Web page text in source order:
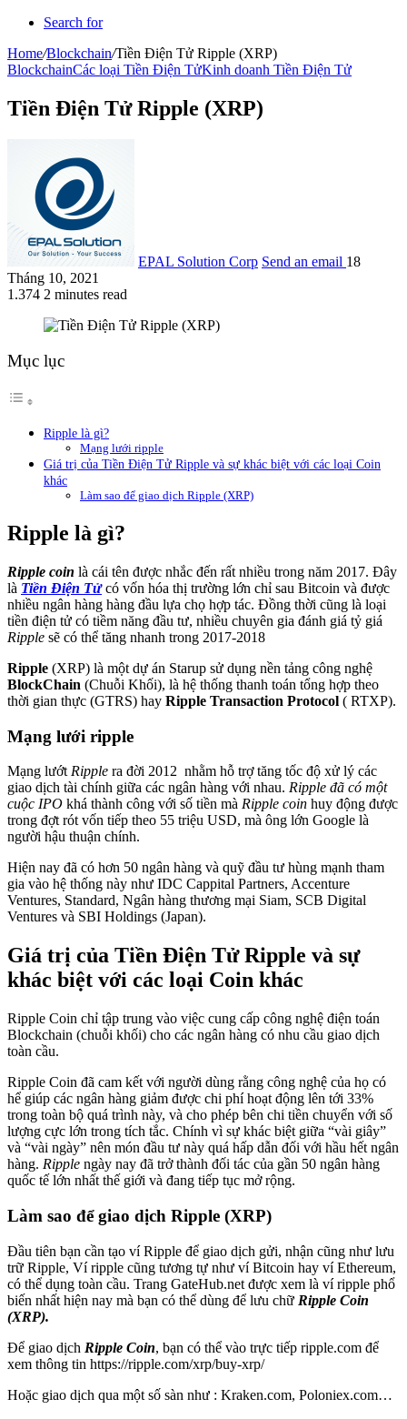
Search for
Home/Blockchain/Tiền Điện Tử Ripple (XRP)
BlockchainCác loại Tiền Điện TửKinh doanh Tiền Điện Tử
Tiền Điện Tử Ripple (XRP)
EPAL Solution Corp Send an email 18
Tháng 10, 2021
1.374 2 minutes read
Mục lục
Ripple là gì?
Mạng lưới ripple
Giá trị của Tiền Điện Tử Ripple và sự khác biệt với các loại Coin
khác
Làm sao để giao dịch Ripple (XRP)
Ripple là gì?
Ripple coin là cái tên được nhắc đến rất nhiều trong năm 2017. Đây
là Tiền Điện Tửcó vốn hóa thị trường lớn chỉ sau Bitcoin và được
nhiều ngân hàng hàng đầu lựa chọ hợp tác. Đồng thời cũng là loại
tiền điện tử có tiềm năng đầu tư, nhiều chuyên gia đánh giá tỷ giá
Ripple sẽ có thể tăng nhanh trong 2017-2018
Ripple (XRP) là một dự án Starup sử dụng nền tảng công nghệ
BlockChain (Chuỗi Khối), là hệ thống thanh toán tổng hợp theo
thời gian thực (GTRS) hay Ripple Transaction Protocol ( RTXP).
Mạng lưới ripple
Mạng lướtRipple ra đời 2012 nhằm hỗ trợ tăng tốc độ xử lý các
giao dịch tài chính giữa các ngân hàng với nhau. Ripple đã có một
cuộc IPO khá thành công với số tiền mà Ripple coin huy động được
trong đợt rót vốn tiếp theo 55 triệu USD, mà ông lớn Google là
người hậu thuận chính.
Hiện nay đã có hơn 50 ngân hàng và quỹ đầu tư hùng mạnh tham
gia vào hệ thống này như IDC Cappital Partners, Accenture
Ventures, Standard, Ngân hàng thương mại Siam, SCB Digital
Ventures và SBI Holdings (Japan).
Giá trị của Tiền Điện Tử Ripple và sự
khác biệt với các loại Coin khác
Ripple Coin chỉ tập trung vào việc cung cấp công nghệ điện toán
Blockchain (chuỗi khối) cho các ngân hàng có nhu cầu giao dịch
toàn cầu.
Ripple Coin đã cam kết với người dùng rằng công nghệ của họ có
hể giúp các ngân hàng giảm được chi phí hoạt động lên tới 33%
trong toàn bộ quá trình này, và cho phép bên chi tiền chuyển với số
lượng cực lớn trong tích tắc. Chính vì sự khác biệt giữa “vài giây”
và “vài ngày” nên món đầu tư này quá hấp dẫn đối với hầu hết ngân
hàng. Ripple ngày nay đã trở thành đối tác của gần 50 ngân hàng
quốc tế lớn nhất thế giới và đang tiếp tục mở rộng.
Làm sao để giao dịch Ripple (XRP)
Đầu tiên bạn cần tạo ví Ripple để giao dịch gửi, nhận cũng như lưu
trữ Ripple, Ví ripple cũng tương tự như ví Bitcoin hay ví Ethereum,
có thể dụng toàn cầu. Trang GateHub.net được xem là ví ripple phổ
biến nhất hiện nay mà bạn có thể dùng để lưu chữ Ripple Coin
(XRP).
Để giao dịch Ripple Coin, bạn có thể vào trực tiếp ripple.com để
xem thông tin https://ripple.com/xrp/buy-xrp/
Hoặc giao dịch qua một số sàn như : Kraken.com, Poloniex.com…